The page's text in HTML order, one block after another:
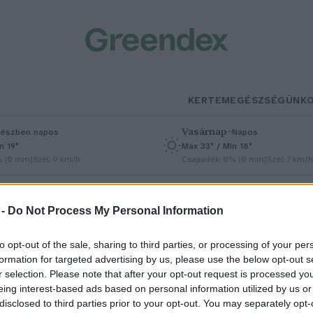
Do Not Process My Personal Information
opt-out of the sale, sharing to third parties, or processing of your
for targeted advertising by us, please use the below opt-out
selection. Please note that after your opt-out request is processed
interest-based ads based on personal information utilized by us
to third parties prior to your opt-out. You may separately
KERTEMEGÉSZSÉGÜNK
napos
19°
(0 mm)Szél: 9 km/h
Vasárnap–Napos
Max 33° / Min 18°
Csapadék: 0% (0 mm)Szél: 7 km/h
fán terem az agrárerdészet?